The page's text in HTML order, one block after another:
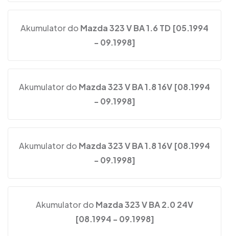
Akumulator do Mazda 323 V BA 1.6 TD [05.1994
- 09.1998]
Akumulator do Mazda 323 V BA 1.8 16V [08.1994
- 09.1998]
Akumulator do Mazda 323 V BA 1.8 16V [08.1994
- 09.1998]
Akumulator do Mazda 323 V BA 2.0 24V
[08.1994 - 09.1998]